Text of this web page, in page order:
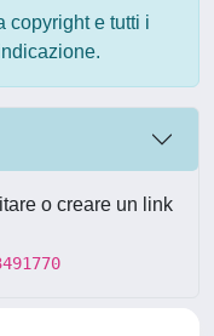
copyright e tutti i
o creare un link